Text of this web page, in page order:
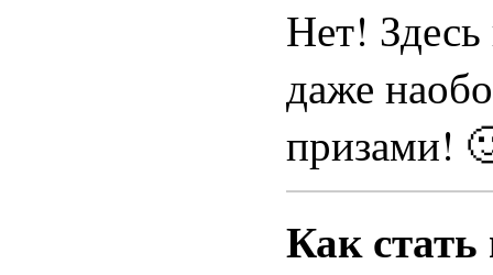
Нет!
даже
призами!
Как